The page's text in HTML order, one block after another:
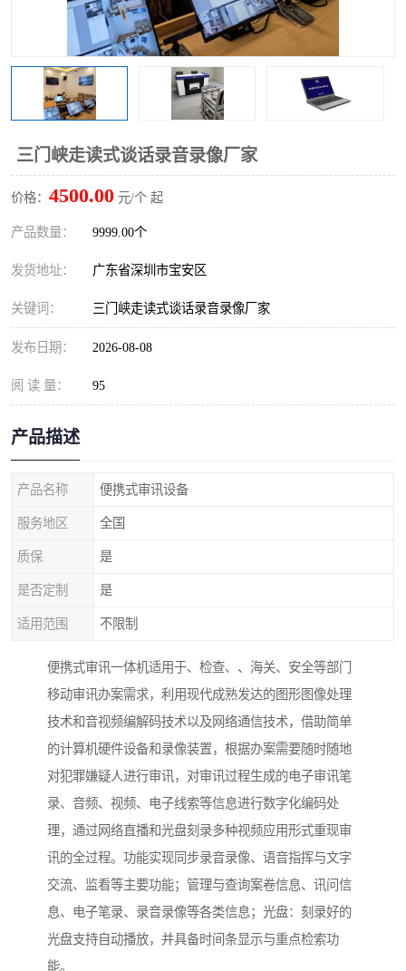
三门峡走读式谈话录音录像厂家
价格： 4500.00 元/个 起
产品数量： 9999.00个
发货地址： 广东省深圳市宝安区
关键词： 三门峡走读式谈话录音录像厂家
发布日期： 2026-08-08
阅 读 量： 95
产品描述
产品名称 便携式审讯设备
服务地区 全国
质保 是
是否定制 是
适用范围 不限制
便携式审讯一体机适用于、检查、、海关、安全等部门
移动审讯办案需求，利用现代成熟发达的图形图像处理
技术和音视频编解码技术以及网络通信技术，借助简单
的计算机硬件设备和录像装置，根据办案需要随时随地
对犯罪嫌疑人进行审讯，对审讯过程生成的电子审讯笔
录、音频、视频、电子线索等信息进行数字化编码处
理，通过网络直播和光盘刻录多种视频应用形式重现审
讯的全过程。功能实现同步录音录像、语音指挥与文字
交流、监看等主要功能；管理与查询案卷信息、讯问信
息、电子笔录、录音录像等各类信息；光盘：刻录好的
光盘支持自动播放，并具备时间条显示与重点检索功
能。